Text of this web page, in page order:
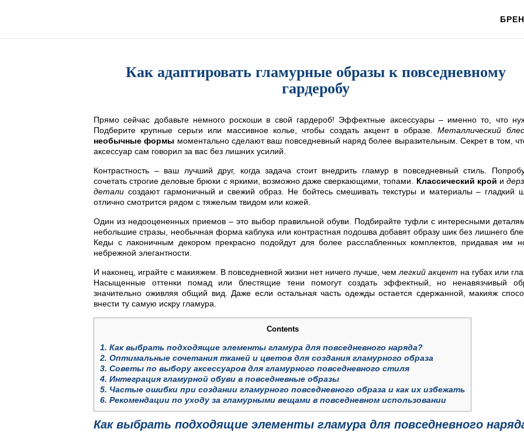
Как адаптировать гламурные образы к повседневному
гардеробу
Прямо сейчас добавьте немного роскоши в свой гардероб! Эффектные аксессуары – именно то, что
Подберите крупные серьги или массивное колье, чтобы создать акцент в образе.Металлический
необычные формы моментально сделают ваш повседневный наряд более выразительным. Секрет в том,
аксессуар сам говорил за вас без лишних усилий.
Контрастность – ваш лучший друг, когда задача стоит внедрить гламур в повседневный стиль.
сочетать строгие деловые брюки с яркими, возможно даже сверкающими, топами. Классический крой и
детали создают гармоничный и свежий образ. Не бойтесь смешивать текстуры и материалы – гладкий
отлично смотрится рядом с тяжелым твидом или кожей.
Один из недооцененных приемов – это выбор правильной обуви. Подбирайте туфли с интересными
небольшие стразы, необычная форма каблука или контрастная подошва добавят образу шик без лишнего
Кеды с лаконичным декором прекрасно подойдут для более расслабленных комплектов, придавая им
небрежной элегантности.
И наконец, играйте с макияжем. В повседневной жизни нет ничего лучше, чем легкий акцент на губах или
Насыщенные оттенки помад или блестящие тени помогут создать эффектный, но ненавязчивый
значительно оживляя общий вид. Даже если остальная часть одежды остается сдержанной, макияж
внести ту самую искру гламура.
Contents
1. Как выбрать подходящие элементы гламура для повседневного наряда?
2. Оптимальные сочетания тканей и цветов для создания гламурного образа
3. Советы по выбору аксессуаров для гламурного повседневного стиля
4. Интеграция гламурной обуви в повседневные образы
5. Частые ошибки при создании гламурного повседневного образа и как их избежать
6. Рекомендации по уходу за гламурными вещами в повседневном использовании
Как выбрать подходящие элементы гламура для повседневного